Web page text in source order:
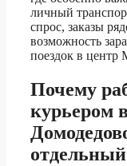
личный
спрос, заказы
возможность
поездок в центр
Почему
курьером